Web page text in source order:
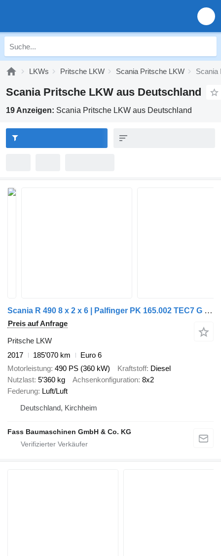
LKWs Pritsche LKW Scania Pritsche LKW Scania
Scania Pritsche LKW aus Deutschland
19 Anzeigen: Scania Pritsche LKW aus Deutschland
Scania R 490 8 x 2 x 6 | Palfinger PK 165.002 TEC7 G | JIB PJ 240 E DPS
Preis auf Anfrage
Pritsche LKW
2017
185’070 km
Euro 6
Motorleistung 490 PS (360 kW) Kraftstoff Diesel
Nutzlast 5’360 kg Achsenkonfiguration 8x2
Federung Luft/Luft
Deutschland, Kirchheim
Fass Baumaschinen GmbH & Co. KG